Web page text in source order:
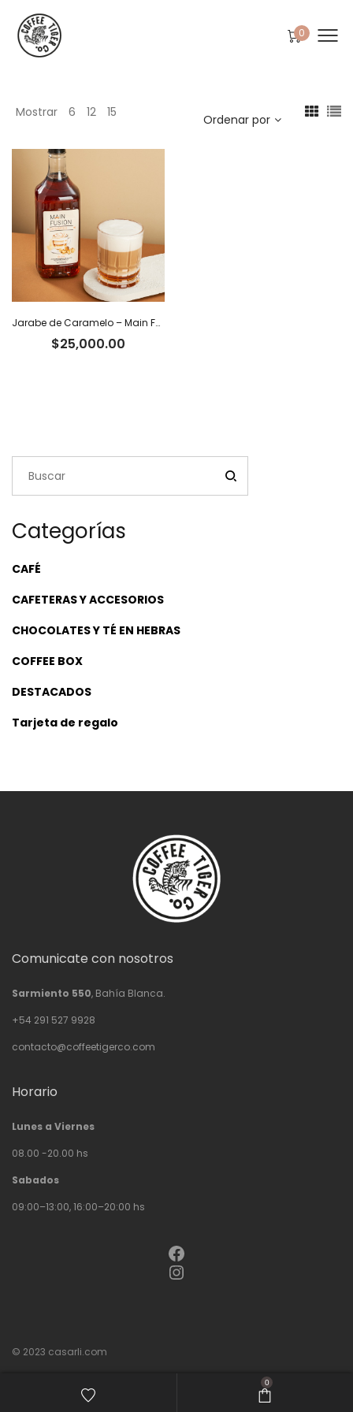
0
Mostrar 6 12 15 Ordenar por
Jarabe de Caramelo – Main Fusion
$25,000.00
Categorías
CAFÉ
CAFETERAS Y ACCESORIOS
CHOCOLATES Y TÉ EN HEBRAS
COFFEE BOX
DESTACADOS
Tarjeta de regalo
Comunicate con nosotros
Sarmiento 550, Bahía Blanca.
+54 291 527 9928
contacto@coffeetigerco.com
Horario
Lunes a Viernes
08.00 -20.00 hs
Sabados
09:00–13:00, 16:00–20:00 hs
Facebook
Instagram
© 2023 casarli.com
0